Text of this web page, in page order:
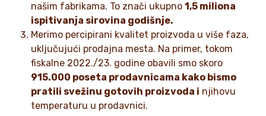
našim fabrikama. To znači ukupno 1,5 miliona
ispitivanja sirovina godišnje.
Merimo percipirani kvalitet proizvoda u više faza,
uključujući prodajna mesta. Na primer, tokom
fiskalne 2022./23. godine obavili smo skoro
915.000 poseta prodavnicama kako bismo
pratili svežinu gotovih proizvoda i njihovu
temperaturu u prodavnici.